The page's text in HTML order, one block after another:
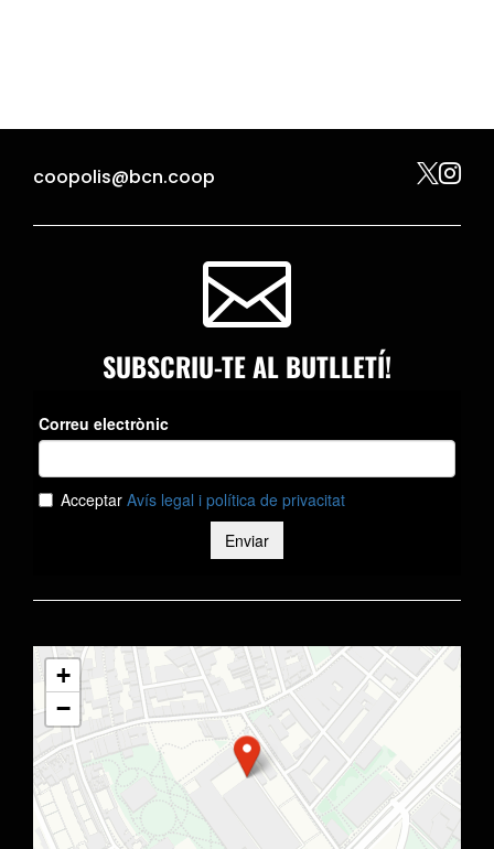
coopolis@bcn.coop 
+
−

SUBSCRIU-TE AL BUTLLETÍ!